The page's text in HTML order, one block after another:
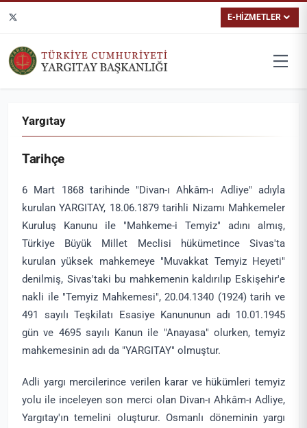
E-HİZMETLER
Yargıtay
Tarihçe
6 Mart 1868 tarihinde "Divan-ı Ahkâm-ı Adliye" adıyla
kurulan YARGITAY, 18.06.1879 tarihli Nizamı Mahkemeler
Kuruluş Kanunu ile "Mahkeme-i Temyiz" adını almış,
Türkiye Büyük Millet Meclisi hükümetince Sivas'ta
kurulan yüksek mahkemeye "Muvakkat Temyiz Heyeti"
denilmiş, Sivas'taki bu mahkemenin kaldırılıp Eskişehir'e
nakli ile "Temyiz Mahkemesi", 20.04.1340 (1924) tarih ve
491 sayılı Teşkilatı Esasiye Kanununun adı 10.01.1945
gün ve 4695 sayılı Kanun ile "Anayasa" olurken, temyiz
mahkemesinin adı da "YARGITAY" olmuştur.
Adli yargı mercilerince verilen karar ve hükümleri temyiz
yolu ile inceleyen son merci olan Divan-ı Ahkâm-ı Adliye,
Yargıtay'ın temelini oluşturur. Osmanlı döneminin yargı